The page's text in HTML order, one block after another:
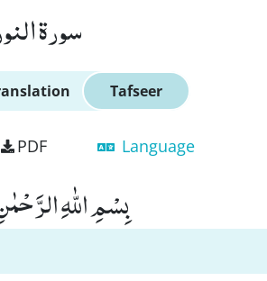
سورة
Tafseer
PDF Language
بِسْمِ اللّٰهِ